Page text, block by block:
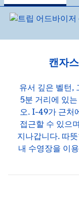
캔자
유서 깊은 벨턴,
5분 거리에 있
오. I-49가 근처
접근할 수 있으
지나갑니다. 따
내 수영장을 이